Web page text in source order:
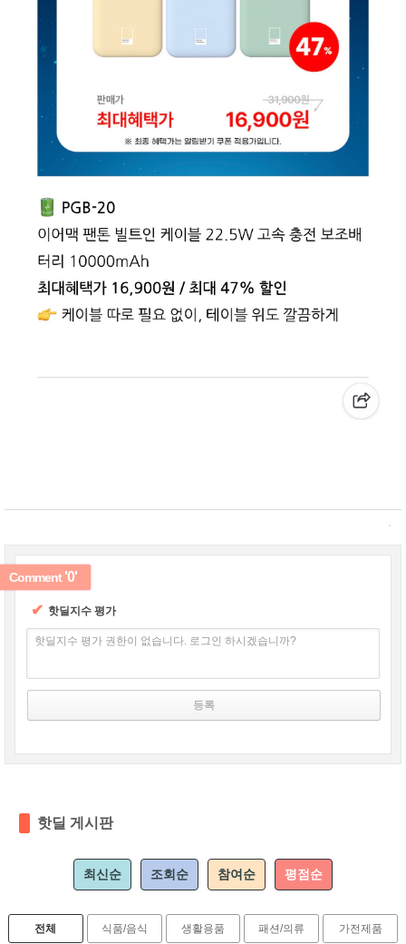
✔ 핫딜지수 평가
핫딜지수 평가 권한이 없습니다. 로그인 하시겠습니까?
Comment'0'
핫딜 게시판
최신순 조회순 참여순 평점순
전체 식품/음식 생활용품 패션/의류 가전제품